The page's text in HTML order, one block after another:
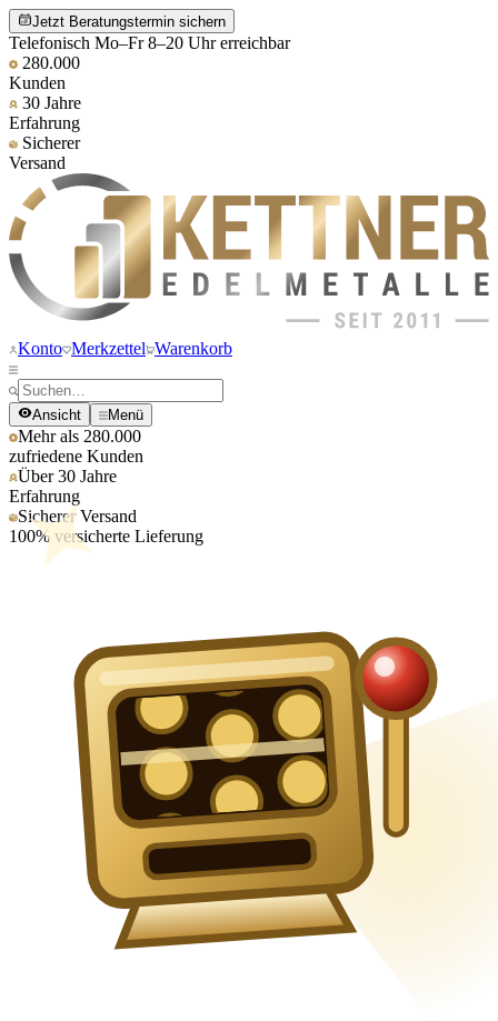
Jetzt Beratungstermin sichern
Telefonisch Mo–Fr 8–20 Uhr erreichbar
280.000
Kunden
30 Jahre
Erfahrung
Sicherer
Versand
Konto Merkzettel Warenkorb
Ansicht Menü
Mehr als 280.000
zufriedene Kunden
Über 30 Jahre
Erfahrung
Sicherer Versand
100% versicherte Lieferung